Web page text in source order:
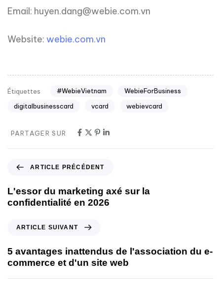
Email: huyen.dang@webie.com.vn
Website: webie.com.vn
Étiquettes #WebieVietnam
WebieForBusiness
digitalbusinesscard
vcard webievcard
PARTAGER SUR
ARTICLE PRÉCÉDENT
L'essor du marketing axé sur la
confidentialité en 2026
ARTICLE SUIVANT
5 avantages inattendus de l'association du e-
commerce et d'un site web